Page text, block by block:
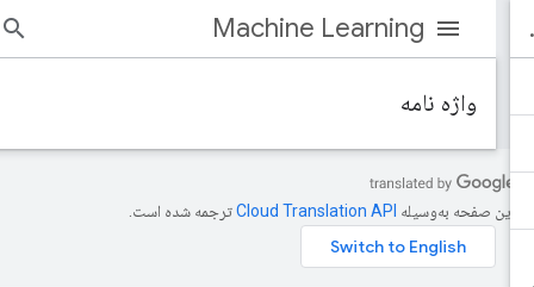
Machine Learning
واژه نامه
این صفحه به‌وسیله ترجمه شده است.